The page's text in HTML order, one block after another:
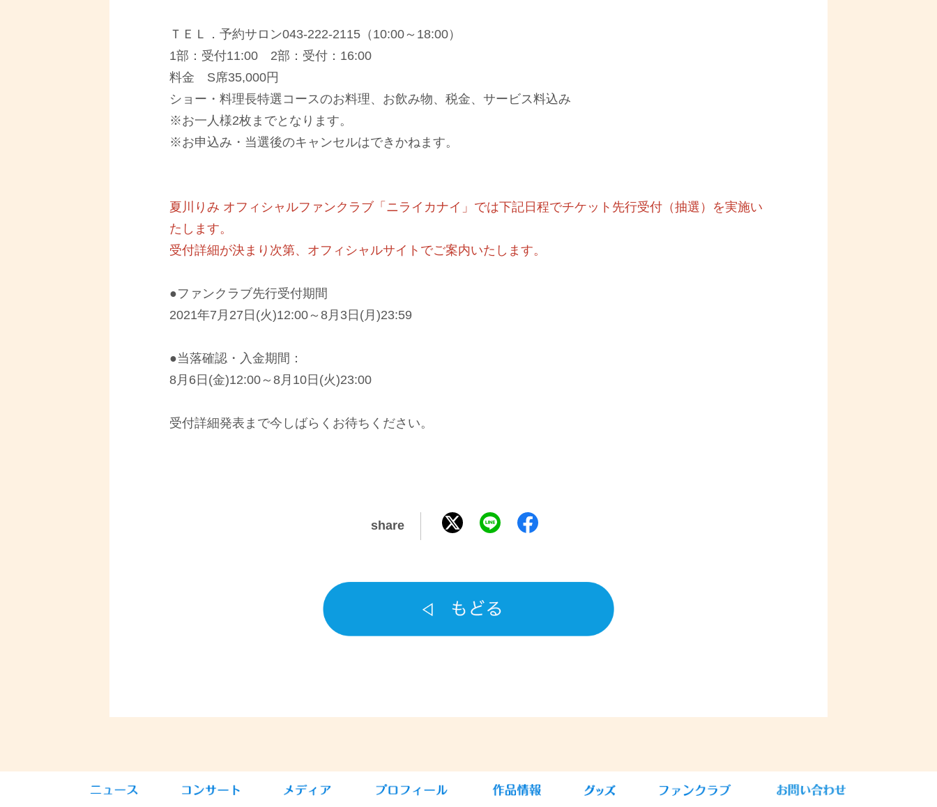
ＴＥＬ．予約サロン043-222-2115（10:00～18:00）
1部：受付11:00 2部：受付：16:00
料金 S席35,000円
ショー・料理長特選コースのお料理、お飲み物、税金、サービス料込み
※お一人様2枚までとなります。
※お申込み・当選後のキャンセルはできかねます。
夏川りみ オフィシャルファンクラブ「ニライカナイ」では下記日程でチケット先行受付（抽選）を実施い
たします。
受付詳細が決まり次第、オフィシャルサイトでご案内いたします。
●ファンクラブ先行受付期間
2021年7月27日(火)12:00～8月3日(月)23:59
●当落確認・入金期間：
8月6日(金)12:00～8月10日(火)23:00
受付詳細発表まで今しばらくお待ちください。
share